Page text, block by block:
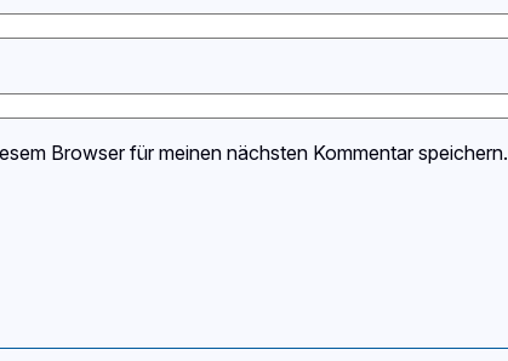
Browser für meinen nächsten Kommentar speichern.